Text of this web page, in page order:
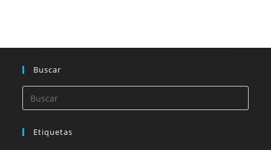
Buscar
Etiquetas